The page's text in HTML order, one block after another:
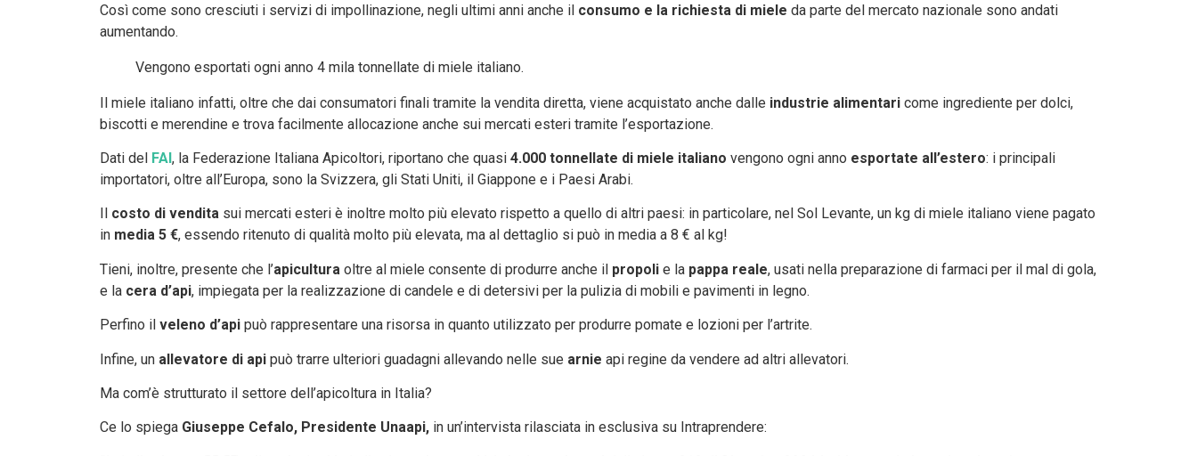
Così come sono cresciuti i servizi di impollinazione, negli ultimi anni anche il consumo e la richiesta di miele da parte del mercato nazionale sono andati
aumentando.
Vengono esportati ogni anno 4 mila tonnellate di miele italiano.
Il miele italiano infatti, oltre che dai consumatori finali tramite la vendita diretta, viene acquistato anche dalle industrie alimentari come ingrediente per dolci,
biscotti e merendine e trova facilmente allocazione anche sui mercati esteri tramite l’esportazione.
Dati del FAI, la Federazione Italiana Apicoltori, riportano che quasi 4.000 tonnellate di miele italiano vengono ogni anno esportate all’estero: i principali
importatori, oltre all’Europa, sono la Svizzera, gli Stati Uniti, il Giappone e i Paesi Arabi.
costo di vendita sui mercati esteri è inoltre molto più elevato rispetto a quello di altri paesi: in particolare, nel Sol Levante, un kg di miele italiano viene pagato
in media 5 €, essendo ritenuto di qualità molto più elevata, ma al dettaglio si può in media a 8 € al kg!
Tieni, inoltre, presente che l’apicultura oltre al miele consente di produrre anche il propoli e la pappa reale, usati nella preparazione di farmaci per il mal di gola,
e la cera d’api, impiegata per la realizzazione di candele e di detersivi per la pulizia di mobili e pavimenti in legno.
Perfino il veleno d’api può rappresentare una risorsa in quanto utilizzato per produrre pomate e lozioni per l’artrite.
Infine, un allevatore di api può trarre ulteriori guadagni allevando nelle sue arnie api regine da vendere ad altri allevatori.
Ma com’è strutturato il settore dell’apicoltura in Italia?
Ce lo spiega Giuseppe Cefalo, Presidente Unaapi, in un’intervista rilasciata in esclusiva su Intraprendere: